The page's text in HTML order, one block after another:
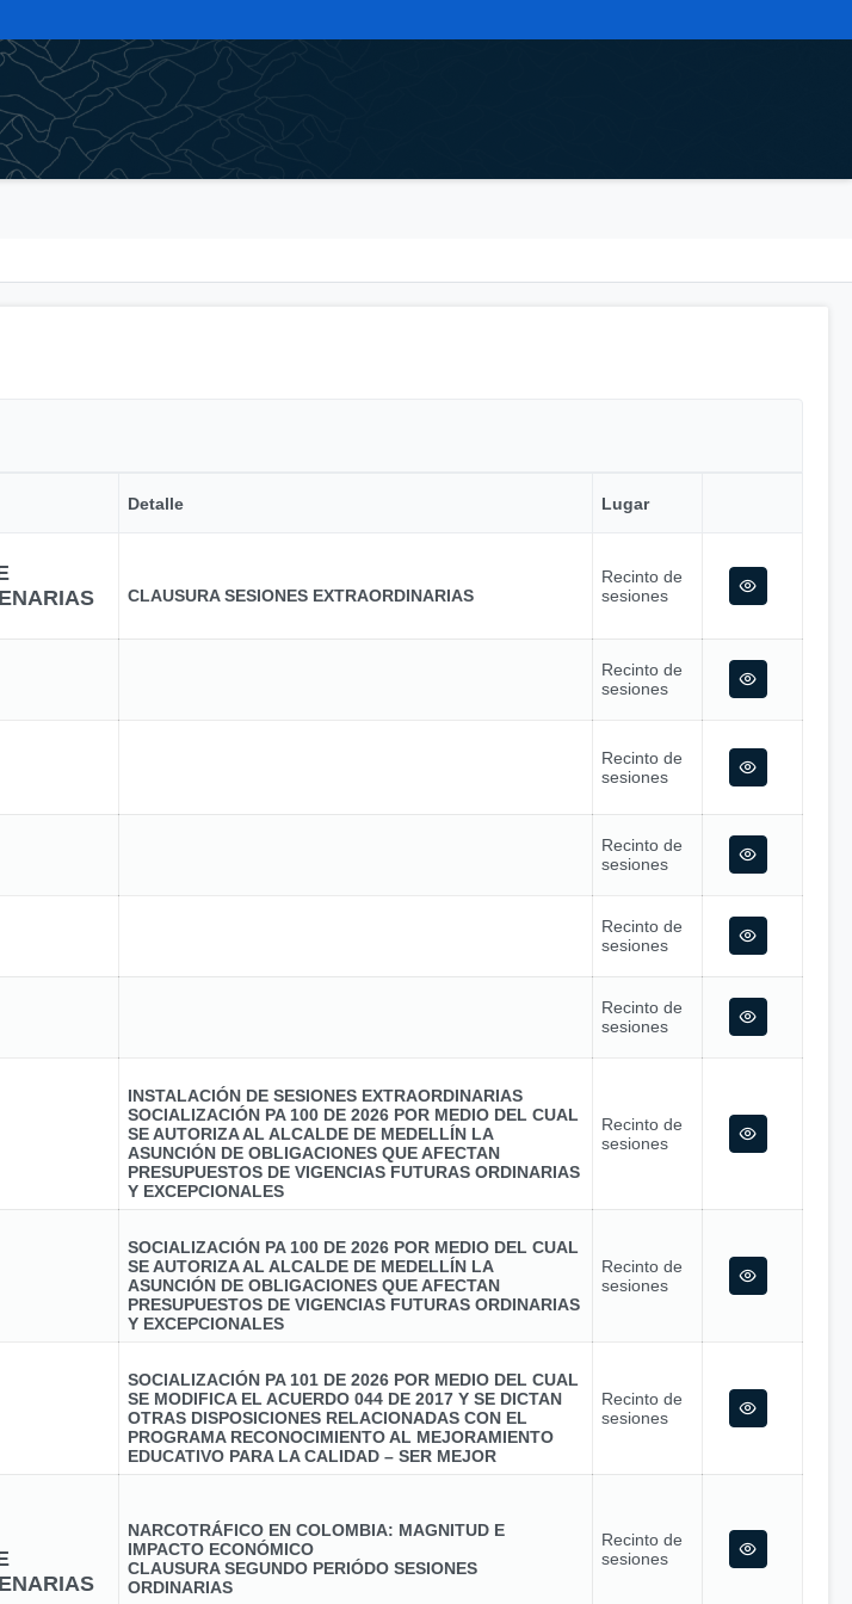
Detalle Lugar
CLAUSURA SESIONES EXTRAORDINARIAS
Recinto de
sesiones
Recinto de
sesiones
Recinto de
sesiones
Recinto de
sesiones
Recinto de
sesiones
Recinto de
sesiones
INSTALACIÓN DE SESIONES EXTRAORDINARIAS
SOCIALIZACIÓN PA 100 DE 2026 POR MEDIO DEL CUAL
SE AUTORIZA AL ALCALDE DE MEDELLÍN LA
ASUNCIÓN DE OBLIGACIONES QUE AFECTAN
PRESUPUESTOS DE VIGENCIAS FUTURAS ORDINARIAS
Y EXCEPCIONALES
Recinto de
sesiones
SOCIALIZACIÓN PA 100 DE 2026 POR MEDIO DEL CUAL
SE AUTORIZA AL ALCALDE DE MEDELLÍN LA
ASUNCIÓN DE OBLIGACIONES QUE AFECTAN
PRESUPUESTOS DE VIGENCIAS FUTURAS ORDINARIAS
Y EXCEPCIONALES
Recinto de
sesiones
SOCIALIZACIÓN PA 101 DE 2026 POR MEDIO DEL CUAL
SE MODIFICA EL ACUERDO 044 DE 2017 Y SE DICTAN
OTRAS DISPOSICIONES RELACIONADAS CON EL
PROGRAMA RECONOCIMIENTO AL MEJORAMIENTO
EDUCATIVO PARA LA CALIDAD – SER MEJOR
Recinto de
sesiones
NARCOTRÁFICO EN COLOMBIA: MAGNITUD E
IMPACTO ECONÓMICO
CLAUSURA SEGUNDO PERIÓDO SESIONES
ORDINARIAS
Recinto de
sesiones